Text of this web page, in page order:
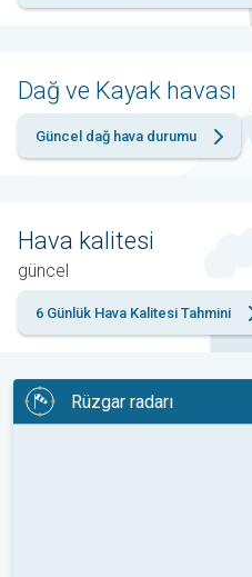
Dağ ve Kayak havası
Güncel dağ hava durumu
Hava kalitesi
güncel
6 Günlük Hava Kalitesi Tahmini
Rüzgar radarı